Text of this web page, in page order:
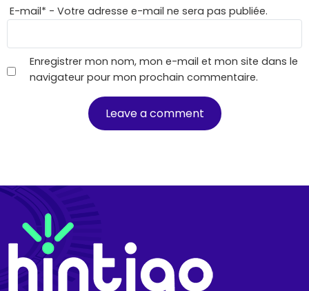
E-mail* - Votre adresse e-mail ne sera pas publiée.
Enregistrer mon nom, mon e-mail et mon site dans le
navigateur pour mon prochain commentaire.